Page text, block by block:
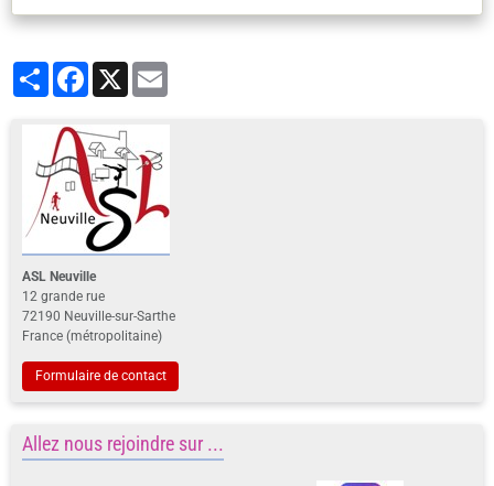
PartagerFacebook
X
ASL Neuville
12 grande rue
72190 Neuville-sur-Sarthe
France (métropolitaine)
Formulaire de contact
Allez nous rejoindre sur ...